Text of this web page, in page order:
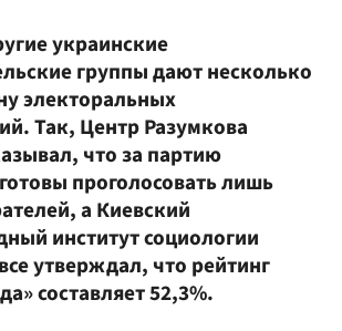
украинские
группы дают несколько
электоральных
Так, Центр Разумкова
что за партию
проголосовать лишь
а Киевский
институт социологии
утверждал, что рейтинг
составляет 52,3%.